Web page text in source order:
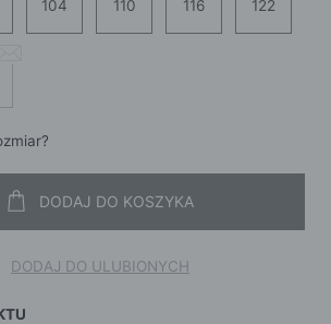
104 110 116 122
DODAJ DO KOSZYKA
DODAJ DO ULUBIONYCH